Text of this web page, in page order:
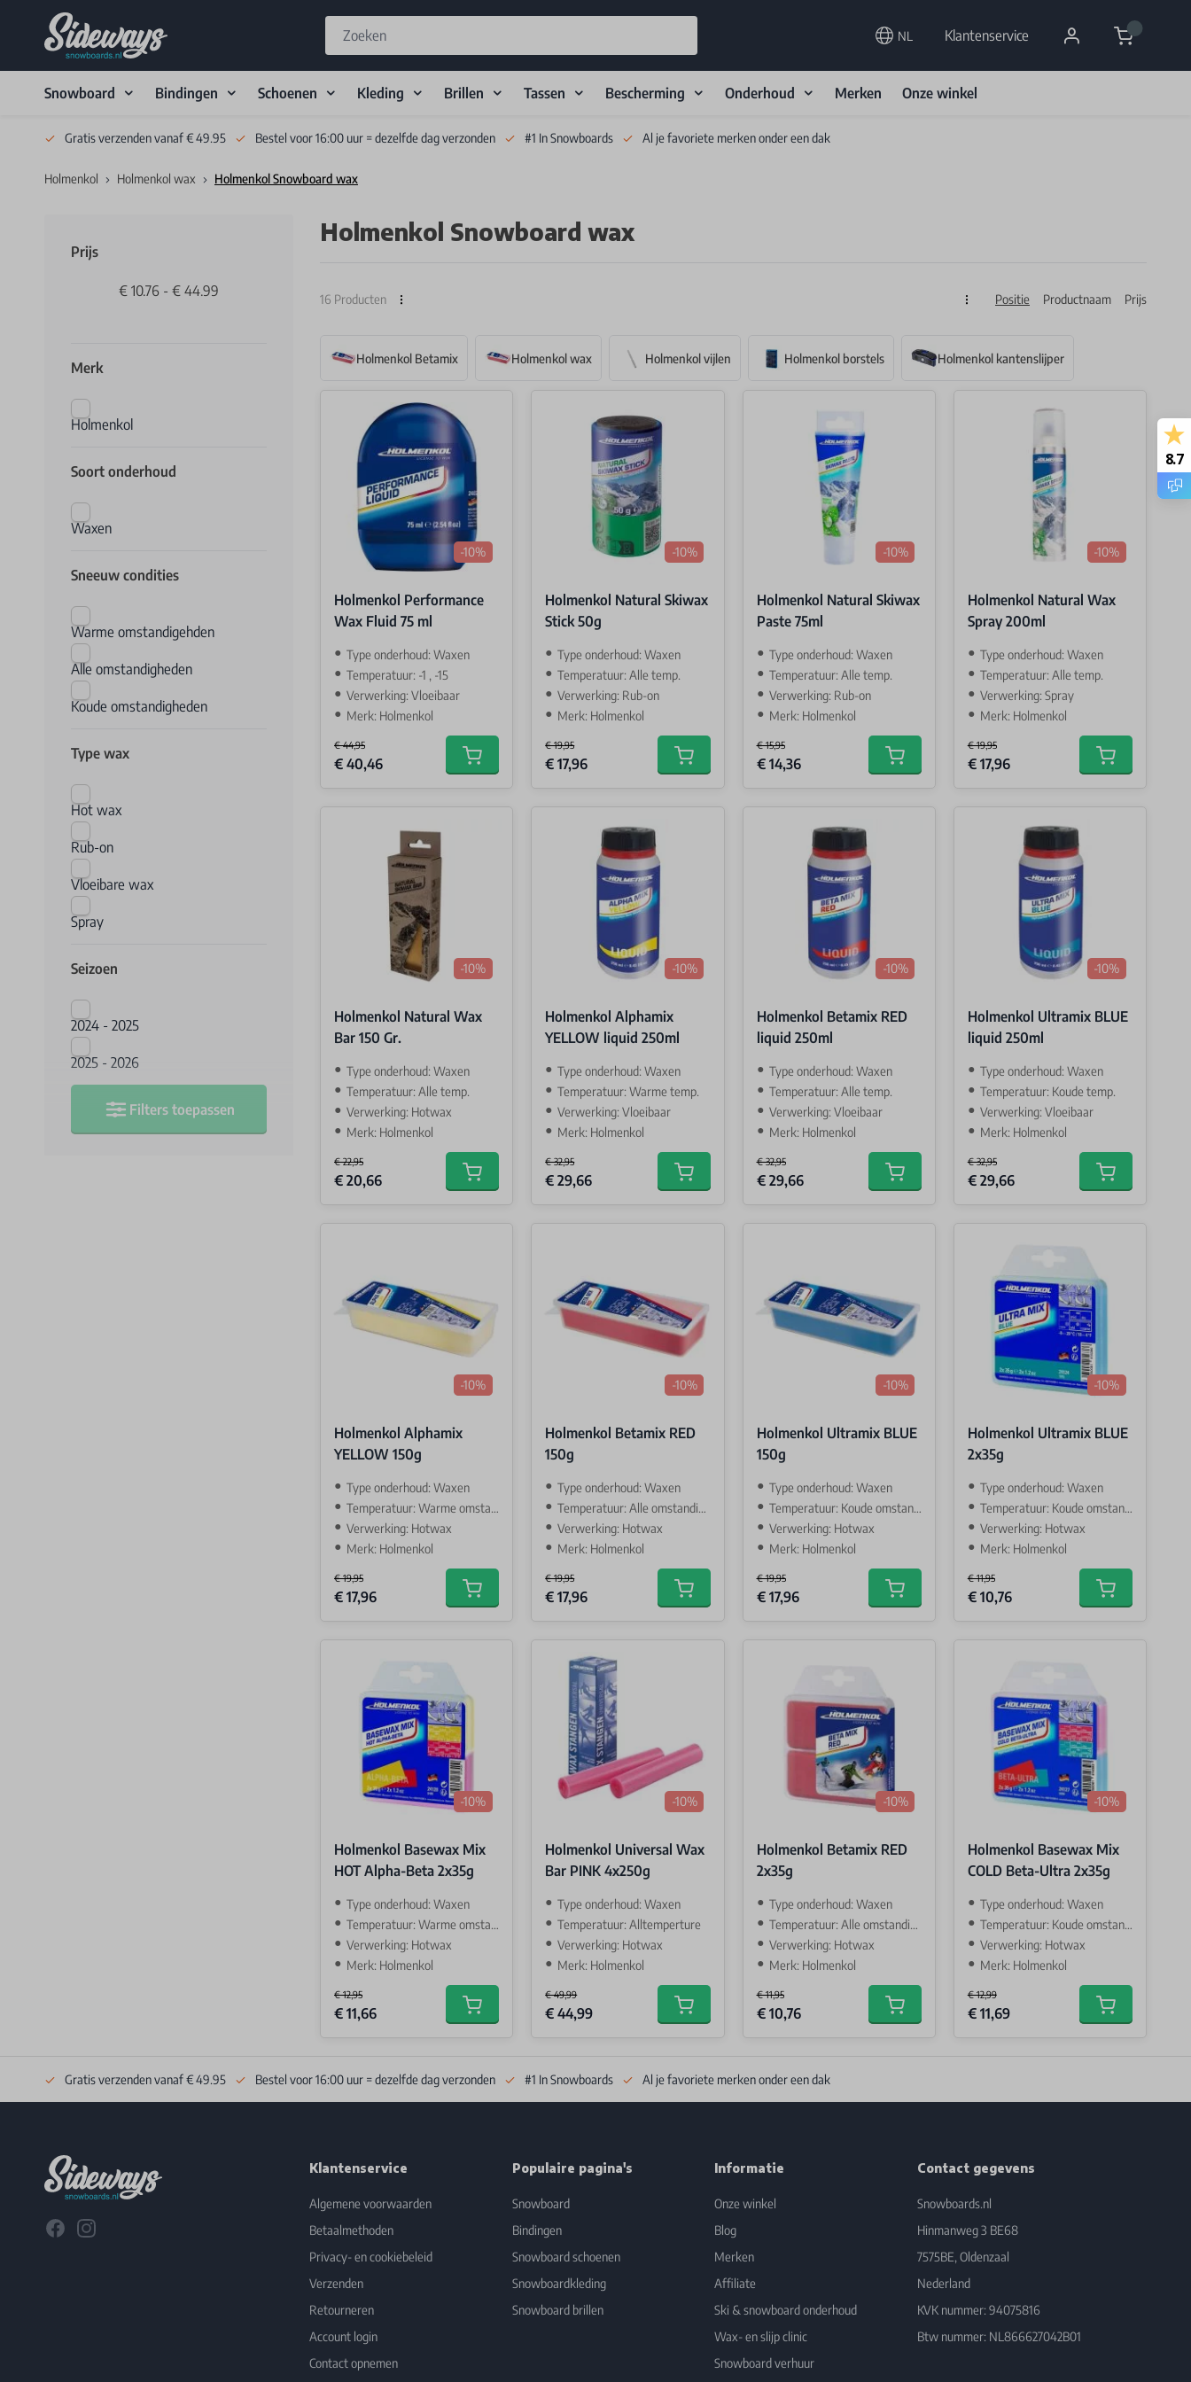
NL Klantenservice Cart
Snowboard Bindingen Schoenen Kleding Brillen Tassen Bescherming Onderhoud Merken Onze winkel
Gratis verzenden vanaf € 49.95 Bestel voor 16:00 uur = dezelfde dag verzonden #1 In Snowboards Al je favoriete merken onder een dak
Holmenkol Holmenkol wax Holmenkol Snowboard wax
Prijs
€ 10.76 - € 44.99
Merk
Holmenkol
Soort onderhoud
Waxen
Sneeuw condities
Warme omstandigehden
Alle omstandigheden
Koude omstandigheden
Type wax
Hot wax
Rub-on
Vloeibare wax
Spray
Seizoen
2024 - 2025
2025 - 2026
Filters toepassen
Holmenkol Snowboard wax
16 Producten
Sorteren op
Positie Productnaam Prijs
Holmenkol Betamix Holmenkol wax Holmenkol vijlen Holmenkol borstels Holmenkol kantenslijper
-10%
Holmenkol Performance
Wax Fluid 75 ml
Type onderhoud: Waxen
Temperatuur: -1 , -15
Verwerking: Vloeibaar
Merk: Holmenkol
€ 44,95
Special Price
€ 40,46 Add to cart
-10%
Holmenkol Natural Skiwax
Stick 50g
Type onderhoud: Waxen
Temperatuur: Alle temp.
Verwerking: Rub-on
Merk: Holmenkol
€ 19,95
Special Price
€ 17,96 Add to cart
-10%
Holmenkol Natural Skiwax
Paste 75ml
Type onderhoud: Waxen
Temperatuur: Alle temp.
Verwerking: Rub-on
Merk: Holmenkol
€ 15,95
Special Price
€ 14,36 Add to cart
-10%
Holmenkol Natural Wax
Spray 200ml
Type onderhoud: Waxen
Temperatuur: Alle temp.
Verwerking: Spray
Merk: Holmenkol
€ 19,95
Special Price
€ 17,96 Add to cart
-10%
Holmenkol Natural Wax
Bar 150 Gr.
Type onderhoud: Waxen
Temperatuur: Alle temp.
Verwerking: Hotwax
Merk: Holmenkol
€ 22,95
Special Price
€ 20,66 Add to cart
-10%
Holmenkol Alphamix
YELLOW liquid 250ml
Type onderhoud: Waxen
Temperatuur: Warme temp.
Verwerking: Vloeibaar
Merk: Holmenkol
€ 32,95
Special Price
€ 29,66 Add to cart
-10%
Holmenkol Betamix RED
liquid 250ml
Type onderhoud: Waxen
Temperatuur: Alle temp.
Verwerking: Vloeibaar
Merk: Holmenkol
€ 32,95
Special Price
€ 29,66 Add to cart
-10%
Holmenkol Ultramix BLUE
liquid 250ml
Type onderhoud: Waxen
Temperatuur: Koude temp.
Verwerking: Vloeibaar
Merk: Holmenkol
€ 32,95
Special Price
€ 29,66 Add to cart
-10%
Holmenkol Alphamix
YELLOW 150g
Type onderhoud: Waxen
Temperatuur: Warme omstandigehden
Verwerking: Hotwax
Merk: Holmenkol
€ 19,95
Special Price
€ 17,96 Add to cart
-10%
Holmenkol Betamix RED
150g
Type onderhoud: Waxen
Temperatuur: Alle omstandigehden
Verwerking: Hotwax
Merk: Holmenkol
€ 19,95
Special Price
€ 17,96 Add to cart
-10%
Holmenkol Ultramix BLUE
150g
Type onderhoud: Waxen
Temperatuur: Koude omstandigehden
Verwerking: Hotwax
Merk: Holmenkol
€ 19,95
Special Price
€ 17,96 Add to cart
-10%
Holmenkol Ultramix BLUE
2x35g
Type onderhoud: Waxen
Temperatuur: Koude omstandigehden
Verwerking: Hotwax
Merk: Holmenkol
€ 11,95
Special Price
€ 10,76 Add to cart
-10%
Holmenkol Basewax Mix
HOT Alpha-Beta 2x35g
Type onderhoud: Waxen
Temperatuur: Warme omstandigehden
Verwerking: Hotwax
Merk: Holmenkol
€ 12,95
Special Price
€ 11,66 Add to cart
-10%
Holmenkol Universal Wax
Bar PINK 4x250g
Type onderhoud: Waxen
Temperatuur: Alltemperture
Verwerking: Hotwax
Merk: Holmenkol
€ 49,99
Special Price
€ 44,99 Add to cart
-10%
Holmenkol Betamix RED
2x35g
Type onderhoud: Waxen
Temperatuur: Alle omstandigehden
Verwerking: Hotwax
Merk: Holmenkol
€ 11,95
Special Price
€ 10,76 Add to cart
-10%
Holmenkol Basewax Mix
COLD Beta-Ultra 2x35g
Type onderhoud: Waxen
Temperatuur: Koude omstandigehden
Verwerking: Hotwax
Merk: Holmenkol
€ 12,99
Special Price
€ 11,69 Add to cart
8.7
Gratis verzenden vanaf € 49.95 Bestel voor 16:00 uur = dezelfde dag verzonden #1 In Snowboards Al je favoriete merken onder een dak
FacebookInstagram
Klantenservice
Algemene voorwaarden
Betaalmethoden
Privacy- en cookiebeleid
Verzenden
Retourneren
Account login
Contact opnemen
Populaire pagina's
Snowboard
Bindingen
Snowboard schoenen
Snowboardkleding
Snowboard brillen
Informatie
Onze winkel
Blog
Merken
Affiliate
Ski & snowboard onderhoud
Wax- en slijp clinic
Snowboard verhuur
Contact gegevens
Snowboards.nl
Hinmanweg 3 BE68
7575BE, Oldenzaal
Nederland
KVK nummer: 94075816
Btw nummer: NL866627042B01